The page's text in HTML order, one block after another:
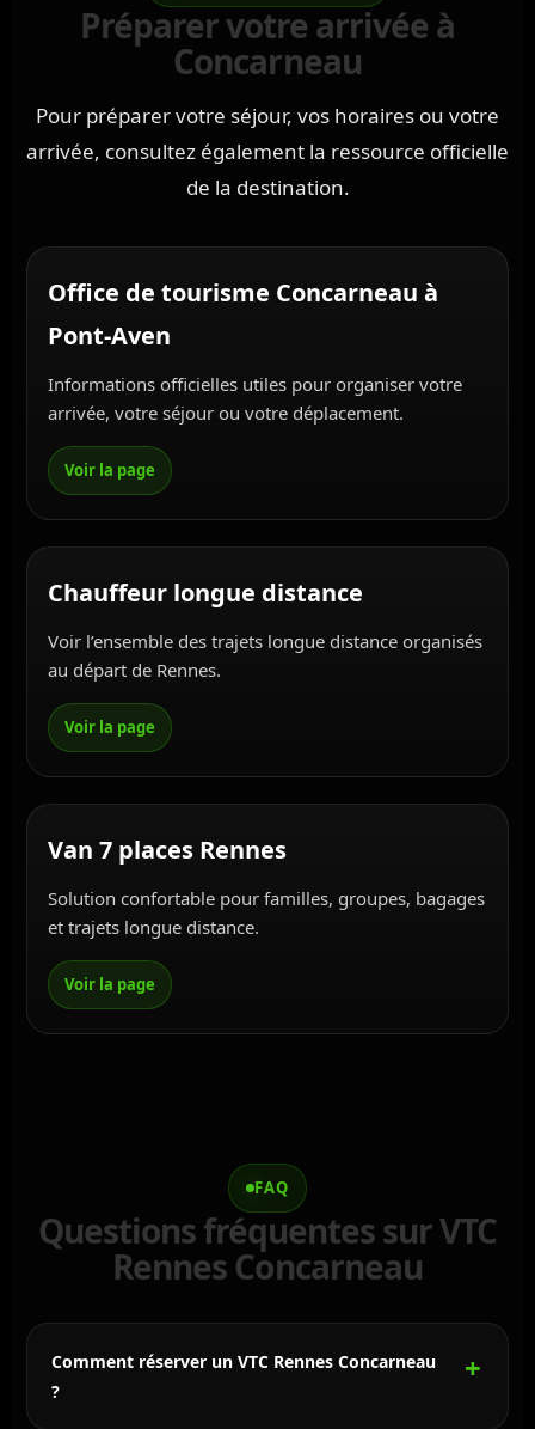
Préparer votre arrivée à
Concarneau
Pour préparer votre séjour, vos horaires ou votre
arrivée, consultez également la ressource officielle
de la destination.
Office de tourisme Concarneau à
Pont-Aven
Informations officielles utiles pour organiser votre
arrivée, votre séjour ou votre déplacement.
Chauffeur longue distance
Voir l’ensemble des trajets longue distance organisés
au départ de Rennes.
Van 7 places Rennes
Solution confortable pour familles, groupes, bagages
et trajets longue distance.
FAQ
Questions fréquentes sur VTC
Rennes Concarneau
Comment réserver un VTC Rennes Concarneau
?